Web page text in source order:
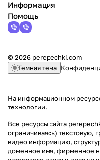
Информация
Помощь
© 2026 perepechki.com
Темная тема
На информационном
технологии.
Все ресурсы сайта
ограничиваясь) текстовую,
видео информацию,
доменное имя, фирменное